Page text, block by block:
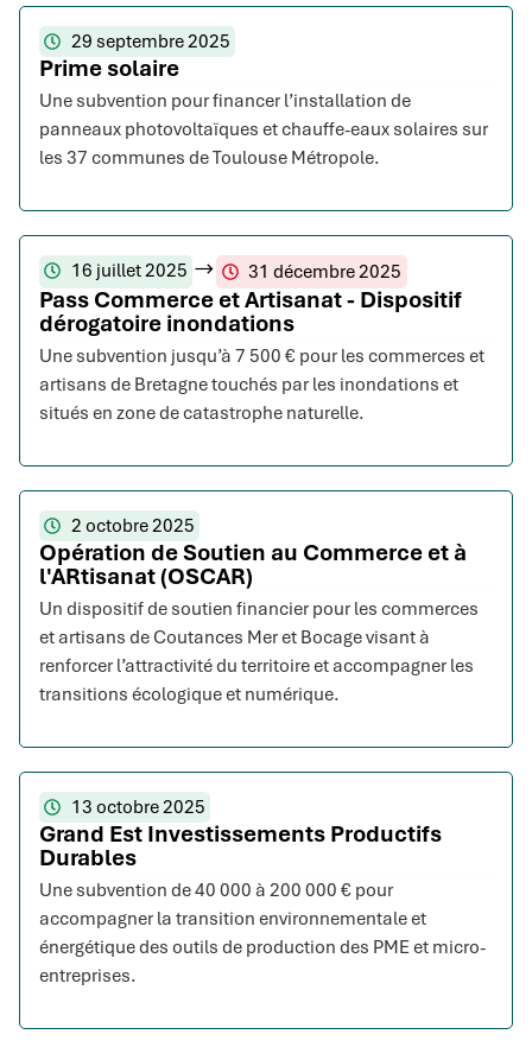
29 septembre 2025
Prime solaire
Une subvention pour financer l’installation de
panneaux photovoltaïques et chauffe-eaux solaires sur
les 37 communes de Toulouse Métropole.
16 juillet 2025 31 décembre 2025
Pass Commerce et Artisanat - Dispositif
dérogatoire inondations
Une subvention jusqu’à 7 500 € pour les commerces et
artisans de Bretagne touchés par les inondations et
situés en zone de catastrophe naturelle.
2 octobre 2025
Opération de Soutien au Commerce et à
l'ARtisanat (OSCAR)
Un dispositif de soutien financier pour les commerces
et artisans de Coutances Mer et Bocage visant à
renforcer l’attractivité du territoire et accompagner les
transitions écologique et numérique.
13 octobre 2025
Grand Est Investissements Productifs
Durables
Une subvention de 40 000 à 200 000 € pour
accompagner la transition environnementale et
énergétique des outils de production des PME et micro-
entreprises.